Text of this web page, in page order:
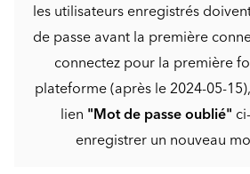
les utilisateurs enregistrés
de passe avant la première
connectez pour la première
plateforme (après le 2024-05-
lien "Mot de passe oublié"
enregistrer un nouveau